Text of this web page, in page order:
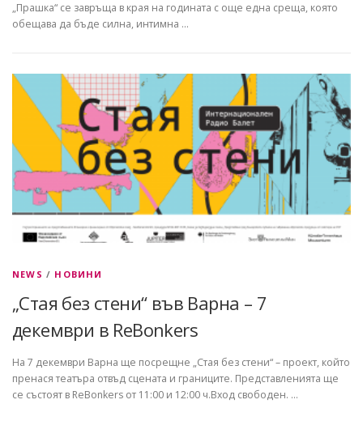
„Прашка“ се завръща в края на годината с още една среща, която
обещава да бъде силна, интимна …
NEWS / НОВИНИ
„Стая без стени“ във Варна – 7
декември в ReBonkers
На 7 декември Варна ще посрещне „Стая без стени“ – проект, който
пренася театъра отвъд сцената и границите. Представленията ще
се състоят в ReBonkers от 11:00 и 12:00 ч.Вход свободен. …